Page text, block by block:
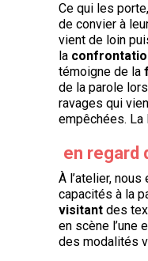
Ce qui les
de convier à
vient de loin
la
témoigne de la
de la parole
ravages qui
empêchées.
en regard
À l’atelier,
capacités à la
visitant des
en scène l’une
des modalités